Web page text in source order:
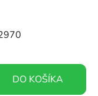
DO KOŠÍKA